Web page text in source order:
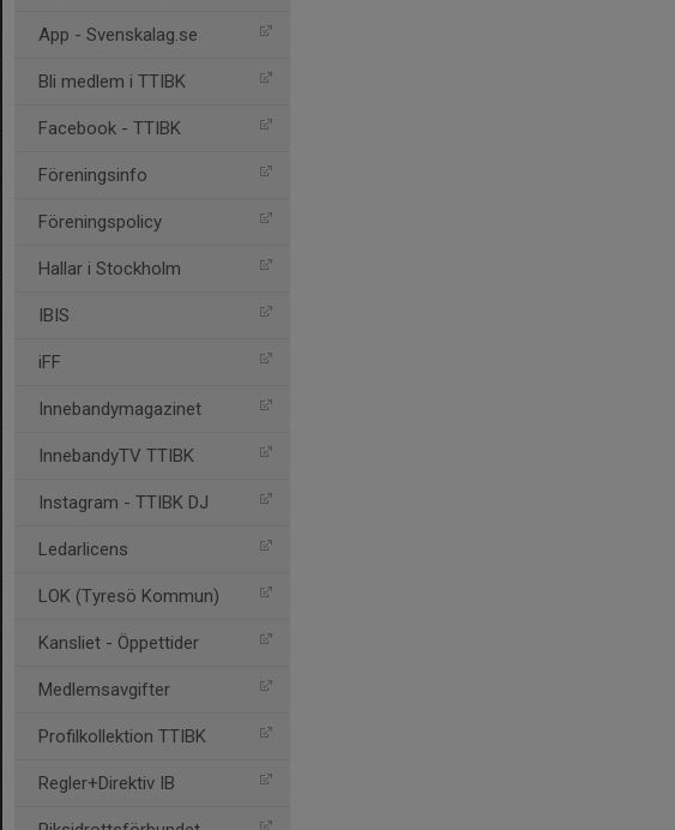
App - Svenskalag.se
Bli medlem i TTIBK
Facebook - TTIBK
Föreningsinfo
Föreningspolicy
Hallar i Stockholm
IBIS
iFF
Innebandymagazinet
InnebandyTV TTIBK
Instagram - TTIBK DJ
Ledarlicens
LOK (Tyresö Kommun)
Kansliet - Öppettider
Medlemsavgifter
Profilkollektion TTIBK
Regler+Direktiv IB